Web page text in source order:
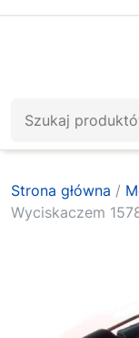
Strona główna /
Wyciskaczem